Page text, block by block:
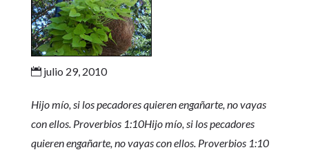
julio 29, 2010
Hijo mío, si los pecadores quieren engañarte, no vayas
con ellos. Proverbios 1:10Hijo mío, si los pecadores
quieren engañarte, no vayas con ellos. Proverbios 1:10